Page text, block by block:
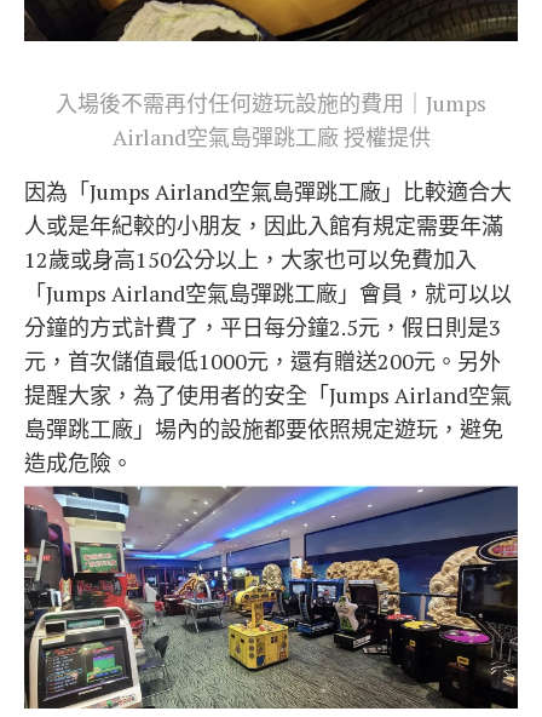
入場後不需再付任何遊玩設施的費用｜Jumps
Airland空氣島彈跳工廠 授權提供
因為「Jumps Airland空氣島彈跳工廠」比較適合大
人或是年紀較的小朋友，因此入館有規定需要年滿
12歲或身高150公分以上，大家也可以免費加入
「Jumps Airland空氣島彈跳工廠」會員，就可以以
分鐘的方式計費了，平日每分鐘2.5元，假日則是3
元，首次儲值最低1000元，還有贈送200元。另外
提醒大家，為了使用者的安全「Jumps Airland空氣
島彈跳工廠」場內的設施都要依照規定遊玩，避免
造成危險。